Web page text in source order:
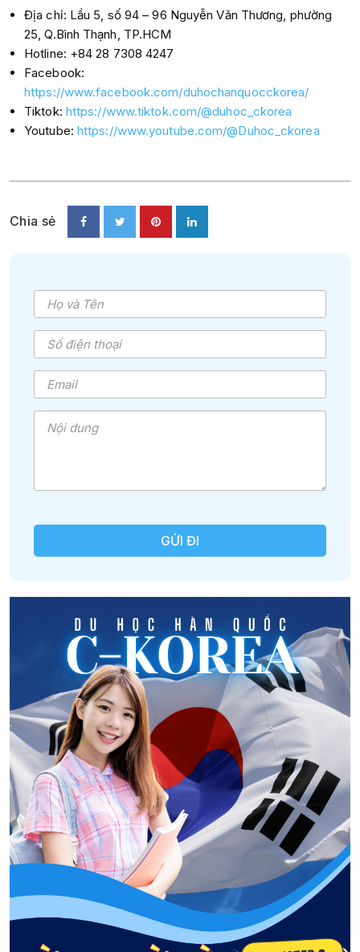
Địa chỉ: Lầu 5, số 94 – 96 Nguyễn Văn Thương, phường
25, Q.Bình Thạnh, TP.HCM
Hotline: +84 28 7308 4247
Facebook:
https://www.facebook.com/duhochanquocckorea/
Tiktok: https://www.tiktok.com/@duhoc_ckorea
Youtube: https://www.youtube.com/@Duhoc_ckorea
Chia sẻ